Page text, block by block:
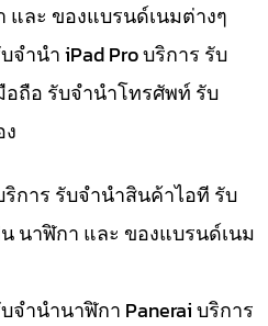
ละ ของแบรนด์เนมต่างๆ
ำนำ iPad Pro บริการ รับ
ถือ รับจำนำโทรศัพท์ รับ
การ รับจำนำสินค้าไอที รับ
นาฬิกา และ ของแบรนด์เนม
ำนำนาฬิกา Panerai บริการ